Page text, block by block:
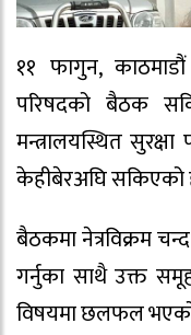
११ फागुन,
परिषदको बैठक
मन्त्रालयस्थित
केहीबेरअघि सकिएको
बैठकमा नेत्रविक्रम
गर्नुका साथै उक्त
विषयमा छलफल